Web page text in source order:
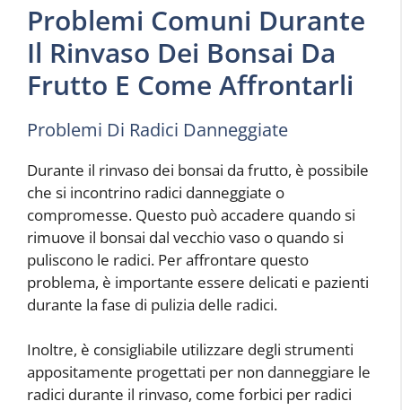
Problemi Comuni Durante
Il Rinvaso Dei Bonsai Da
Frutto E Come Affrontarli
Problemi Di Radici Danneggiate
Durante il rinvaso dei bonsai da frutto, è possibile
che si incontrino radici danneggiate o
compromesse. Questo può accadere quando si
rimuove il bonsai dal vecchio vaso o quando si
puliscono le radici. Per affrontare questo
problema, è importante essere delicati e pazienti
durante la fase di pulizia delle radici.
Inoltre, è consigliabile utilizzare degli strumenti
appositamente progettati per non danneggiare le
radici durante il rinvaso, come forbici per radici